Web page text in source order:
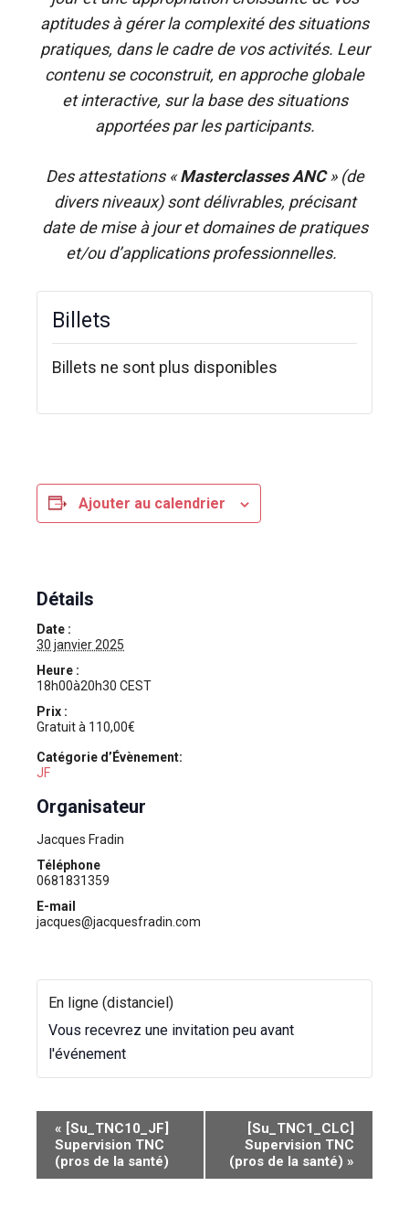
aptitudes à gérer la complexité des situations
pratiques, dans le cadre de vos activités. Leur
contenu se coconstruit, en approche globale
et interactive, sur la base des situations
apportées par les participants.
Des attestations «Masterclasses ANC» (de
divers niveaux) sont délivrables, précisant
date de mise à jour et domaines de pratiques
et/ou d’applications professionnelles.
Billets
Billets ne sont plus disponibles
Ajouter au calendrier
Détails
Date :
30 janvier 2025
Heure :
18h00à20h30 CEST
Prix :
Gratuit à 110,00€
Catégorie d’Évènement:
JF
Organisateur
Jacques Fradin
Téléphone
0681831359
E-mail
jacques@jacquesfradin.com
En ligne (distanciel)
Vous recevrez une invitation peu avant
l'événement
« [Su_TNC10_JF]
Supervision TNC
(pros de la santé)
[Su_TNC1_CLC]
Supervision TNC
(pros de la santé) »